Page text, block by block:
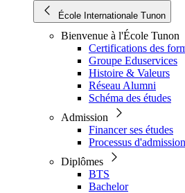
École Internationale Tunon
Bienvenue à l'École Tunon
Certifications des
Groupe Eduservices
Histoire & Valeurs
Réseau Alumni
Schéma des études
Admission
Financer ses études
Processus d'admission
Diplômes
BTS
Bachelor